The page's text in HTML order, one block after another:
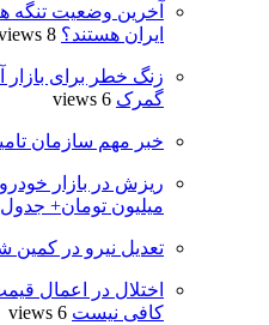
ایران هستند؟ 8 views
زنگ خطر برای بازار
گمرک 6 views
خبر مهم سازمان
میلیون تومان+
تعدیل نیرو در
اختلال در اعمال
کافی نیست 6 views